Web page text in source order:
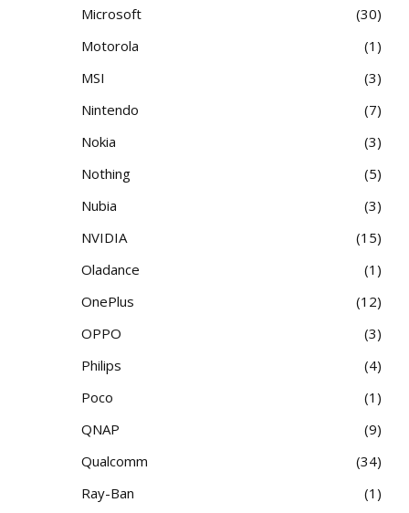
Microsoft
30
Motorola
1
MSI
3
Nintendo
7
Nokia
3
Nothing
5
Nubia
3
NVIDIA
15
Oladance
1
OnePlus
12
OPPO
3
Philips
4
Poco
1
QNAP
9
Qualcomm
34
Ray-Ban
1